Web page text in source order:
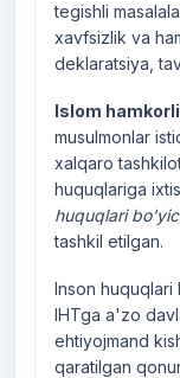
tegishli
xavfsizlik va
deklaratsiya,
Islom
musulmonlar
xalqaro
huquqlariga
huquqlari
tashkil etilgan.
Inson huquqlari
IHTga a'zo
ehtiyojmand
qaratilgan